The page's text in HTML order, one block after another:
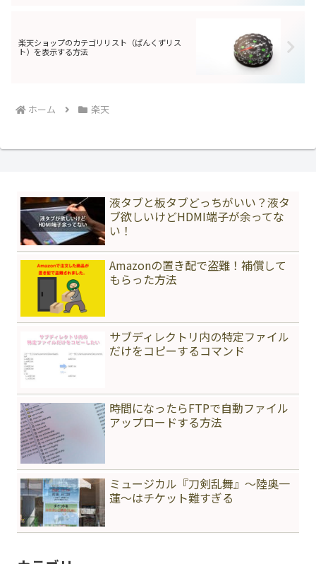
楽天ショップのカテゴリリスト（ぱんくずリス
ト）を表示する方法
ホーム 楽天
液タブと板タブどっちがいい？液タ
ブ欲しいけどHDMI端子が余ってな
い！
Amazonの置き配で盗難！補償して
もらった方法
サブディレクトリ内の特定ファイル
だけをコピーするコマンド
時間になったらFTPで自動ファイル
アップロードする方法
ミュージカル『刀剣乱舞』〜陸奥一
蓮〜はチケット難すぎる